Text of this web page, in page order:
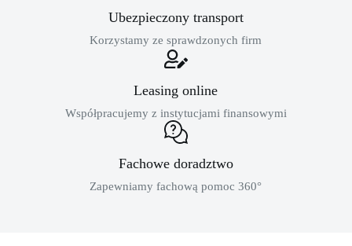
Ubezpieczony transport
Korzystamy ze sprawdzonych firm
Leasing online
Współpracujemy z instytucjami finansowymi
Fachowe doradztwo
Zapewniamy fachową pomoc 360°